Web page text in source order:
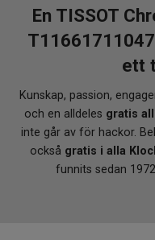
En TISSOT
ett
Kunskap, passion,
och en alldeles gratis
inte går av för hackor.
också gratis i alla
funnits sedan